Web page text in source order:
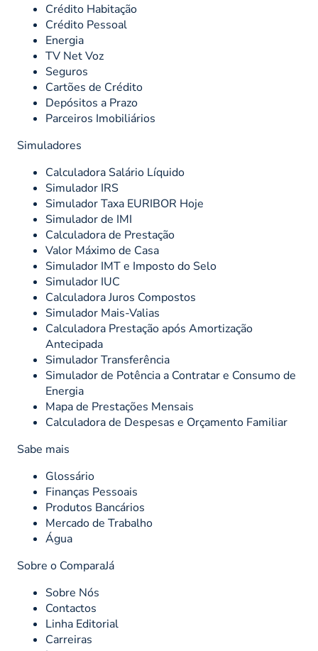
Crédito Habitação
Crédito Pessoal
Energia
TV Net Voz
Seguros
Cartões de Crédito
Depósitos a Prazo
Parceiros Imobiliários
Simuladores
Calculadora Salário Líquido
Simulador IRS
Simulador Taxa EURIBOR Hoje
Simulador de IMI
Calculadora de Prestação
Valor Máximo de Casa
Simulador IMT e Imposto do Selo
Simulador IUC
Calculadora Juros Compostos
Simulador Mais-Valias
Calculadora Prestação após Amortização
Antecipada
Simulador Transferência
Simulador de Potência a Contratar e Consumo de
Energia
Mapa de Prestações Mensais
Calculadora de Despesas e Orçamento Familiar
Sabe mais
Glossário
Finanças Pessoais
Produtos Bancários
Mercado de Trabalho
Água
Sobre o ComparaJá
Sobre Nós
Contactos
Linha Editorial
Carreiras